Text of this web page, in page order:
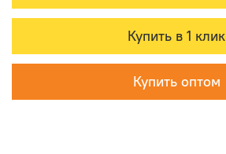
Купить в 1 клик
Купить оптом